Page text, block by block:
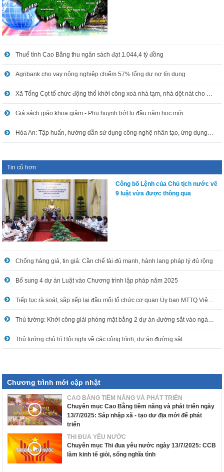
Thuế tỉnh Cao Bằng thu ngân sách đạt 1.044,4 tỷ đồng
Agribank cho vay nông nghiệp chiếm 57% tổng dư nợ tín dụng
Xã Tổng Cọt tổ chức động thổ khởi công xoá nhà tạm, nhà dột nát cho hộ nghèo
Giá sách giáo khoa giảm - Phụ huynh bớt lo đầu năm học mới
Hòa An: Tập huấn, hướng dẫn sử dụng công nghệ nhân tạo, ứng dụng công nghệ thông tin trong xử lý công việc
Tin cũ hơn
Công bố Lệnh của Chủ tịch nước về
9 luật vừa được thông qua
Chống hàng giả, tin giả: Cần chế tài đủ mạnh, hành lang pháp lý đủ rộng
Bổ sung 4 dự án Luật vào Chương trình lập pháp năm 2025
Tiếp tục rà soát, sắp xếp lại đầu mối tổ chức cơ quan Ủy ban MTTQ Việt nam các cấp
Thủ tướng: Khởi công giải phóng mặt bằng 2 dự án đường sắt vào ngày 19/8/2025
Thủ tướng chủ trì Hội nghị về các công trình, dự án đường sắt
Chương trình mới cập nhật
CAO BẰNG TIỀM NĂNG VÀ PHÁT TRIỂN
Chuyên mục Cao Bằng tiềm năng và phát triển ngày
13/7/2025: Sáp nhập xã - tạo dư địa mới để phát
triển
THI ĐUA YÊU NƯỚC
Chuyên mục Thi đua yêu nước ngày 13/7/2025: CCB
làm kinh tế giỏi, sống nghĩa tình